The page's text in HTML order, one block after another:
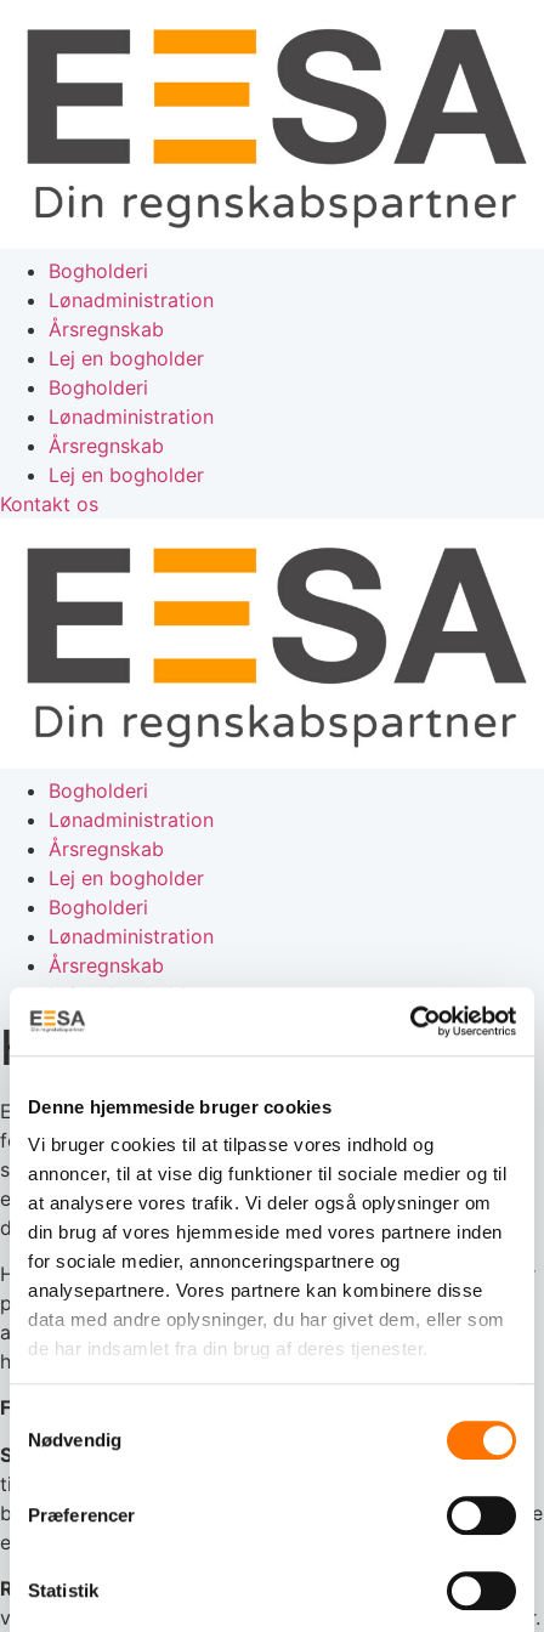
Denne hjemmeside bruger cookies
Vi bruger cookies til at tilpasse vores indhold og
annoncer, til at vise dig funktioner til sociale medier og til
at analysere vores trafik. Vi deler også oplysninger om
din brug af vores hjemmeside med vores partnere inden
for sociale medier, annonceringspartnere og
analysepartnere. Vores partnere kan kombinere disse
data med andre oplysninger, du har givet dem, eller som
de har indsamlet fra din brug af deres tjenester.
Samtykkevalg
Nødvendig
Præferencer
Statistik
Bogholderi
Lønadministration
Årsregnskab
Lej en bogholder
Bogholderi
Lønadministration
Årsregnskab
Lej en bogholder
Kontakt os
Bogholderi
Lønadministration
Årsregnskab
Lej en bogholder
Bogholderi
Lønadministration
Årsregnskab
Lej en bogholder
Holdingselskab
Et holdingselskab er en selskabsform, der primært har til
formål at eje og administrere aktier eller anparter i andre
selskaber. Det fungerer som et overordnet selskab, der
ejer og kontrollerer andre virksomheder, som typisk er
datterselskaber.
Holdingselskabet har ikke nødvendigvis en aktiv drift eller
produktion af varer eller tjenester i sig selv. Dets primære
aktiv er ejerskab af aktier eller anparter i andre selskaber,
hvor det kan have kontrol eller betydelig indflydelse.
Formålet med et holdingselskab:
Skattemæssige fordele:
Et holdingselskab kan anvendes
til at opnå skattemæssige fordele, såsom at reducere
beskatning af udbytter eller at udnytte gunstige skattelove
eller dobbeltbeskatningsaftaler mellem lande.
Risikospredning:
Ved at oprette et holdingselskab kan en
virksomhed opdele sine aktiver og risici på flere selskaber.